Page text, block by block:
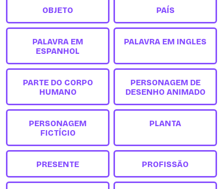
OBJETO PAÍS
PALAVRA EM
ESPANHOL
PALAVRA EM INGLES
PARTE DO CORPO
HUMANO
PERSONAGEM DE
DESENHO ANIMADO
PERSONAGEM
FICTÍCIO
PLANTA
PRESENTE PROFISSÃO